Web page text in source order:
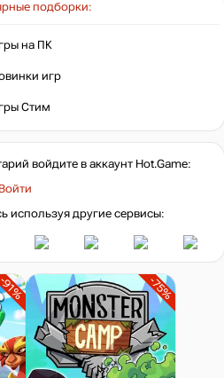
подборки:
на ПК
игр
Стим
войдите в аккаунт Hot.Game:
Войти
используя другие сервисы:
-75%